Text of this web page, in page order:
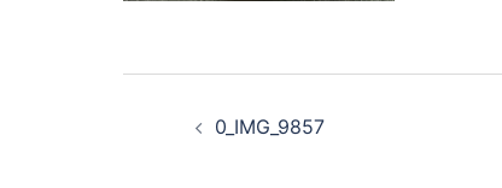
0_IMG_9857